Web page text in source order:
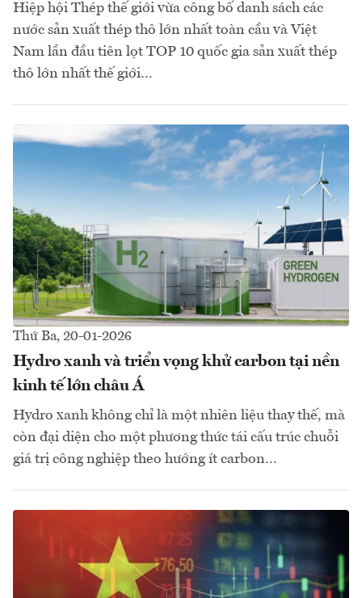
Hiệp hội Thép thế giới vừa công bố danh sách các
nước sản xuất thép thô lớn nhất toàn cầu và Việt
Nam lần đầu tiên lọt TOP 10 quốc gia sản xuất thép
thô lớn nhất thế giới…
Thứ Ba, 20-01-2026
Hydro xanh và triển vọng khử carbon tại nền
kinh tế lớn châu Á
Hydro xanh không chỉ là một nhiên liệu thay thế, mà
còn đại diện cho một phương thức tái cấu trúc chuỗi
giá trị công nghiệp theo hướng ít carbon…